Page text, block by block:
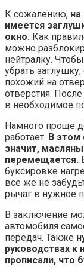
К сожалению,
имеется
окно. Как
можно
нейтралку.
убрать
похожий на
отверстия.
в необходимое
Намного проще
работает. В этом
значит,
перемещается.
буксировке
все же не
рычаг в нужное
В заключение
автомобиля
передач. Также
руководствах
прописали, что